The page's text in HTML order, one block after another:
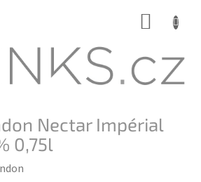
Nectar Impérial
0,75l